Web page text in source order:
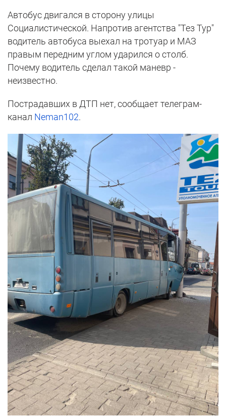
Автобус двигался в сторону улицы
Социалистической. Напротив агентства "Тез Тур"
водитель автобуса выехал на тротуар и МАЗ
правым передним углом ударился о столб.
Почему водитель сделал такой маневр -
неизвестно.
Пострадавших в ДТП нет, сообщает телеграм-
канал Neman102.